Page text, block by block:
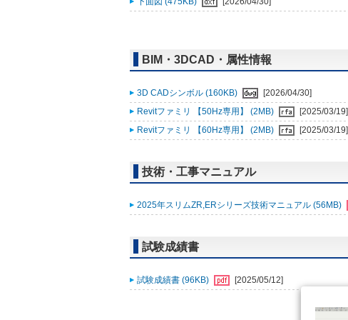
BIM・3DCAD・属性情報
3D CADシンボル (160KB)
[2026/04/30]
Revitファミリ 【50Hz専用】 (2MB)
[2025/03/19]
Revitファミリ 【60Hz専用】 (2MB)
[2025/03/19]
技術・工事マニュアル
2025年スリムZR,ERシリーズ技術マニュアル (56MB)
試験成績書
試験成績書 (96KB) [2025/05/12]